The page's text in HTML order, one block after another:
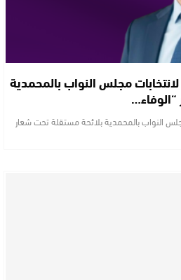
مجلس النواب بالمحمدية
النواب بالمحمدية بلائحة مستقلة تحت شعار